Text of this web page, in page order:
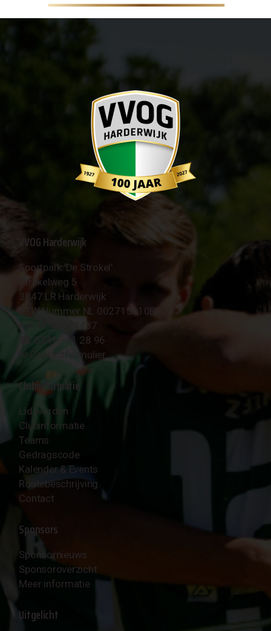
VVOG Harderwijk
Sportpark 'De Strokel'
Strokelweg 5
3847 LR Harderwijk
BTW Nummer NL 002715910B01
KvK Nr 40094437
☎︎ 0341 - 41 28 96
✉︎ Contactformulier
Clubinformatie
Lid worden
Clubinformatie
Teams
Gedragscode
Kalender & Events
Routebeschrijving
Contact
Sponsors
Sponsornieuws
Sponsoroverzicht
Meer informatie
Uitgelicht